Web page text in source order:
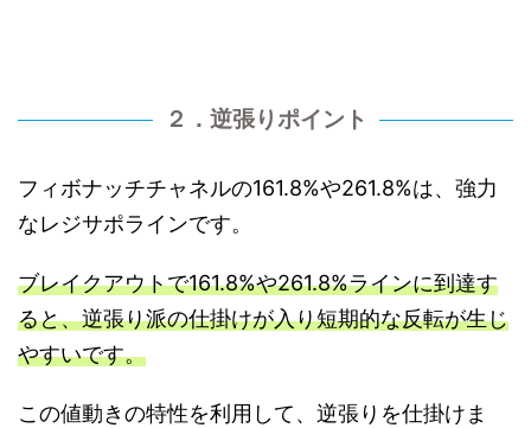
２．逆張りポイント
フィボナッチチャネルの161.8%や261.8%は、強力
なレジサポラインです。
ブレイクアウトで161.8%や261.8%ラインに到達す
ると、逆張り派の仕掛けが入り短期的な反転が生じ
やすいです。
この値動きの特性を利用して、逆張りを仕掛けま